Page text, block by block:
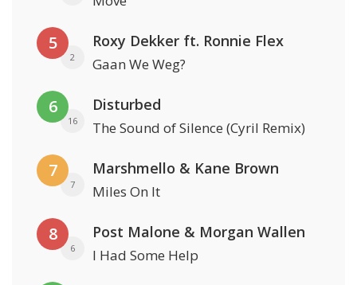
5
2
Roxy Dekker ft. Ronnie Flex
Gaan We Weg?
6
16
Disturbed
The Sound of Silence (Cyril Remix)
7
7
Marshmello & Kane Brown
Miles On It
8
6
Post Malone & Morgan Wallen
I Had Some Help